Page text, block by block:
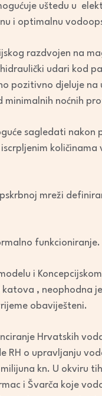
uštedu u
i optimalnu
razdvojen na
udari kod
pozitivno djeluje na
minimalnih noćnih
sagledati nakon
količinama
mreži
funkcioniranje.
i
, neophodna
obaviješteni.
Hrvatskih
RH o upravljanju
kn. U okviru
i Švarča koje